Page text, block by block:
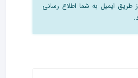
از طریق ایمیل به شما اطلاع رسانی